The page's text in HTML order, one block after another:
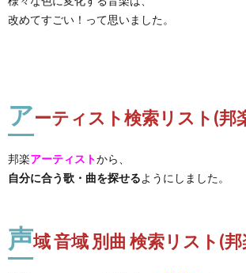
改めてすごい！って思いました。
アーティスト検索リスト(邦
邦楽アーティストから、
自分に合う歌・曲を探せるようにしました。
声域 音域 別曲 検索リスト(邦